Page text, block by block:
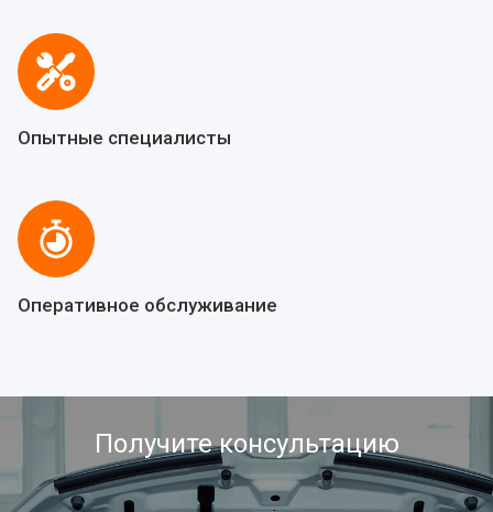
Опытные специалисты
Оперативное обслуживание
Получите консультацию